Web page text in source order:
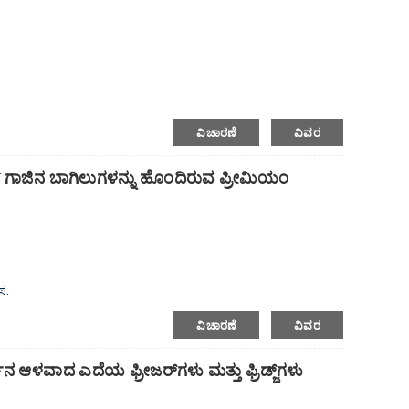
ಸ್ಟೀಲ್.
ವಿಚಾರಣೆ ವಿವರ
ಬಾಗಿಲುಗಳನ್ನು ಹೊಂದಿರುವ ಪ್ರೀಮಿಯಂ
ವಿಚಾರಣೆ ವಿವರ
ಆಳವಾದ ಎದೆಯ ಫ್ರೀಜರ್‌ಗಳು ಮತ್ತು ಫ್ರಿಡ್ಜ್‌ಗಳು